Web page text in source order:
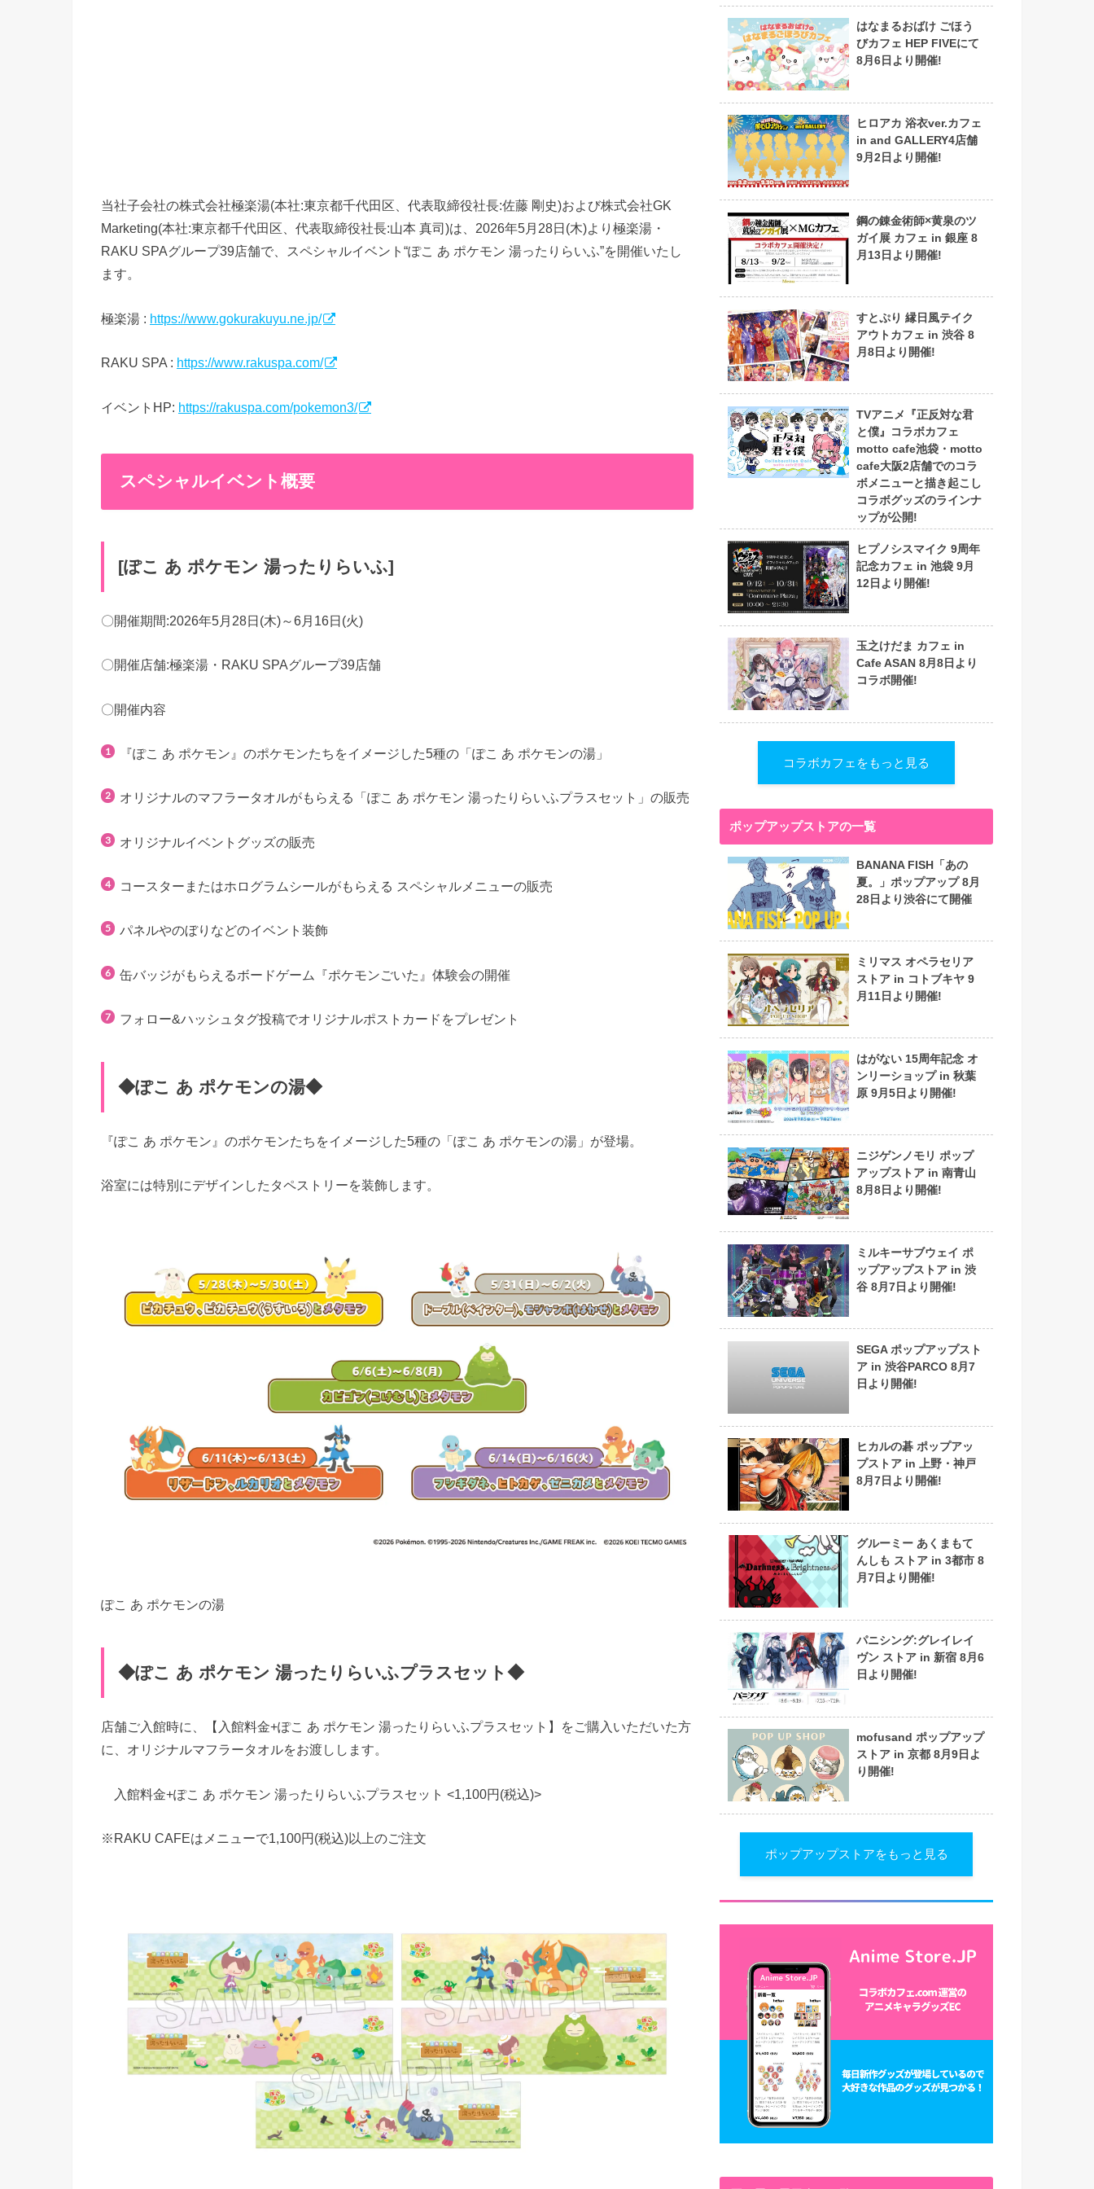
当社子会社の株式会社極楽湯(本社:東京都千代田区、代表取締役社長:佐藤 剛史)および株式会社GK
Marketing(本社:東京都千代田区、代表取締役社長:山本 真司)は、2026年5月28日(木)より極楽湯・
RAKU SPAグループ39店舗で、スペシャルイベント“ぽこ あ ポケモン 湯ったりらいふ”を開催いたし
ます。
極楽湯 : https://www.gokurakuyu.ne.jp/
RAKU SPA : https://www.rakuspa.com/
イベントHP: https://rakuspa.com/pokemon3/
スペシャルイベント概要
[ぽこ あ ポケモン 湯ったりらいふ]
〇開催期間:2026年5月28日(木)～6月16日(火)
〇開催店舗:極楽湯・RAKU SPAグループ39店舗
〇開催内容
『ぽこ あ ポケモン』のポケモンたちをイメージした5種の「ぽこ あ ポケモンの湯」
オリジナルのマフラータオルがもらえる「ぽこ あ ポケモン 湯ったりらいふプラスセット」の販売
オリジナルイベントグッズの販売
コースターまたはホログラムシールがもらえる スペシャルメニューの販売
パネルやのぼりなどのイベント装飾
缶バッジがもらえるボードゲーム『ポケモンごいた』体験会の開催
フォロー&ハッシュタグ投稿でオリジナルポストカードをプレゼント
◆ぽこ あ ポケモンの湯◆
『ぽこ あ ポケモン』のポケモンたちをイメージした5種の「ぽこ あ ポケモンの湯」が登場。
浴室には特別にデザインしたタペストリーを装飾します。
ぽこ あ ポケモンの湯
◆ぽこ あ ポケモン 湯ったりらいふプラスセット◆
店舗ご入館時に、【入館料金+ぽこ あ ポケモン 湯ったりらいふプラスセット】をご購入いただいた方
に、オリジナルマフラータオルをお渡しします。
入館料金+ぽこ あ ポケモン 湯ったりらいふプラスセット <1,100円(税込)>
※RAKU CAFEはメニューで1,100円(税込)以上のご注文
はなまるおばけ ごほう
びカフェ HEP FIVEにて
8月6日より開催!
ヒロアカ 浴衣ver.カフェ
in and GALLERY4店舗
9月2日より開催!
鋼の錬金術師×黄泉のツ
ガイ展 カフェ in 銀座 8
月13日より開催!
すとぷり 縁日風テイク
アウトカフェ in 渋谷 8
月8日より開催!
TVアニメ『正反対な君
と僕』コラボカフェ
motto cafe池袋・motto
cafe大阪2店舗でのコラ
ボメニューと描き起こし
コラボグッズのラインナ
ップが公開!
ヒプノシスマイク 9周年
記念カフェ in 池袋 9月
12日より開催!
玉之けだま カフェ in
Cafe ASAN 8月8日より
コラボ開催!
コラボカフェをもっと見る
ポップアップストアの一覧
BANANA FISH「あの
夏。」ポップアップ 8月
28日より渋谷にて開催
ミリマス オペラセリア
ストア in コトブキヤ 9
月11日より開催!
はがない 15周年記念 オ
ンリーショップ in 秋葉
原 9月5日より開催!
ニジゲンノモリ ポップ
アップストア in 南青山
8月8日より開催!
ミルキーサブウェイ ポ
ップアップストア in 渋
谷 8月7日より開催!
SEGA ポップアップスト
ア in 渋谷PARCO 8月7
日より開催!
ヒカルの碁 ポップアッ
プストア in 上野・神戸
8月7日より開催!
グルーミー あくまもて
んしも ストア in 3都市 8
月7日より開催!
パニシング:グレイレイ
ヴン ストア in 新宿 8月6
日より開催!
mofusand ポップアップ
ストア in 京都 8月9日よ
り開催!
ポップアップストアをもっと見る